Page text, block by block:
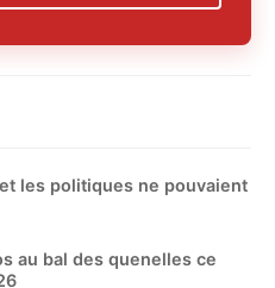
les politiques ne pouvaient
au bal des quenelles ce